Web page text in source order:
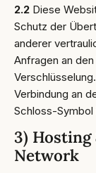
2.2 Diese
Schutz der
anderer
Anfragen an
Verbindung an
Schloss-Symbol
3)
Network